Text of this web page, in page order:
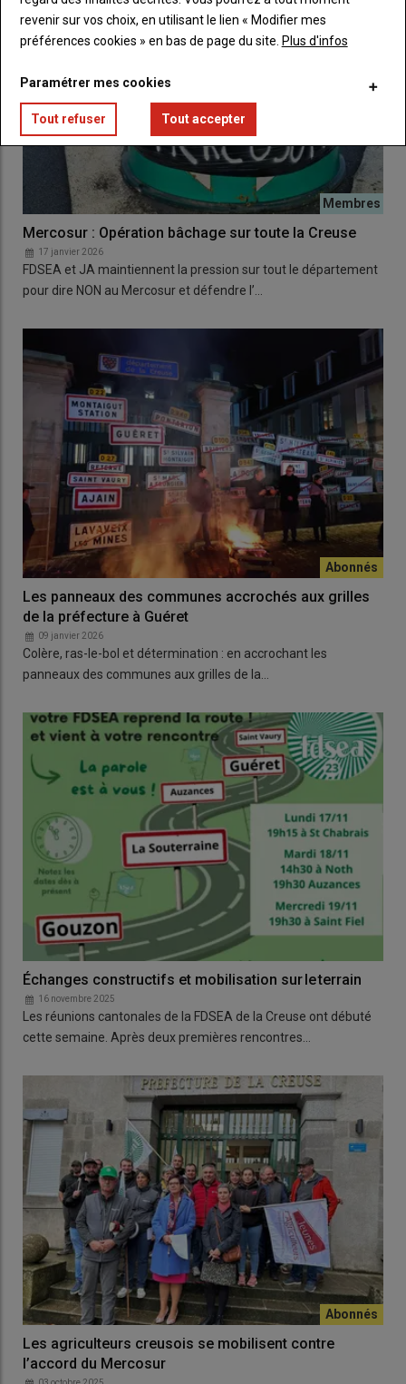
Mercosur : Opération bâchage sur toute la Creuse
17 janvier 2026
FDSEA et JA maintiennent la pression sur tout le département
pour dire NON au Mercosur et défendre l’…
Les panneaux des communes accrochés aux grilles
de la préfecture à Guéret
09 janvier 2026
Colère, ras-le-bol et détermination : en accrochant les
panneaux des communes aux grilles de la…
Échanges constructifs et mobilisation sur le terrain
16 novembre 2025
Les réunions cantonales de la FDSEA de la Creuse ont débuté
cette semaine. Après deux premières rencontres…
Les agriculteurs creusois se mobilisent contre
l’accord du Mercosur
revenir sur vos choix, en utilisant le lien « Modifier mes
préférences cookies » en bas de page du site. Plus d'infos
Paramétrer mes cookies
Tout refuser Tout accepter